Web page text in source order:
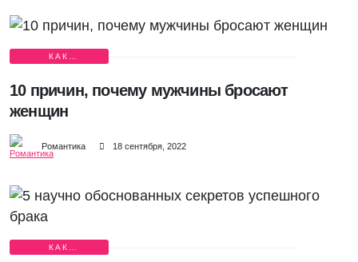
КАК
10 причин, почему мужчины бросают
женщин
Романтика 18 сентября, 2022
КАК